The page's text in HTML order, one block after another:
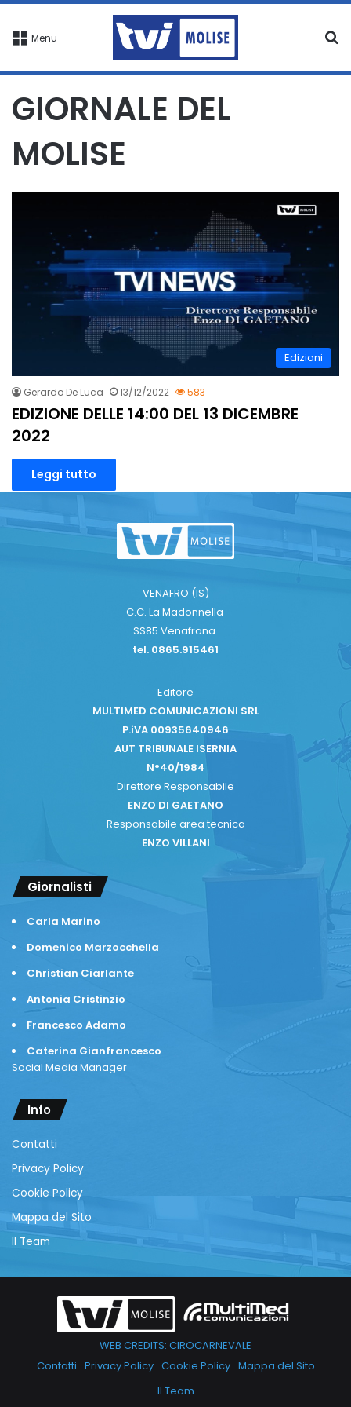
Menu
GIORNALE DEL
MOLISE
Edizioni
Gerardo De Luca 13/12/2022 583
EDIZIONE DELLE 14:00 DEL 13 DICEMBRE
2022
Leggi tutto
VENAFRO (IS)
C.C. La Madonnella
SS85 Venafrana.
tel. 0865.915461
Editore
MULTIMED COMUNICAZIONI SRL
P.iVA 00935640946
AUT TRIBUNALE ISERNIA
N°40/1984
Direttore Responsabile
ENZO DI GAETANO
Responsabile area tecnica
ENZO VILLANI
Giornalisti
Carla Marino
Domenico Marzocchella
Christian Ciarlante
Antonia Cristinzio
Francesco Adamo
Caterina Gianfrancesco
Social Media Manager
Info
Contatti
Privacy Policy
Cookie Policy
Mappa del Sito
Il Team
WEB CREDITS: CIROCARNEVALE
Contatti Privacy Policy Cookie Policy Mappa del Sito
Il Team